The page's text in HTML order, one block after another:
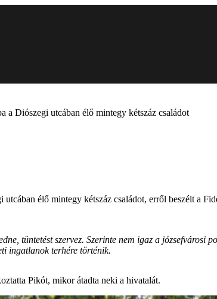
a Diószegi utcában élő mintegy kétszáz családot
élő mintegy kétszáz családot, erről beszélt a
tüntetést szervez. Szerinte nem igaz a józsefvárosi
ingatlanok terhére történik.
Pikót, mikor átadta neki a hivatalát.